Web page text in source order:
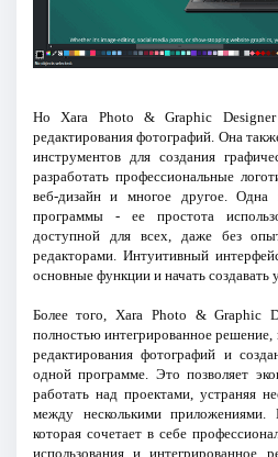
Но Xara Photo & Graphic Designer
редактирования фотографий. Она
инструментов для создания
разработать профессиональные
веб-дизайн и многое другое. Одна
программы - ее простота
доступной для всех, даже без
редакторами. Интуитивный
основные функции и начать создавать
Более того, Xara Photo & Graphic
полностью интегрированное
редактирования фотографий и
одной программе. Это позволяет
работать над проектами, устраняя
между несколькими
которая сочетает в себе
использования и интегрированное